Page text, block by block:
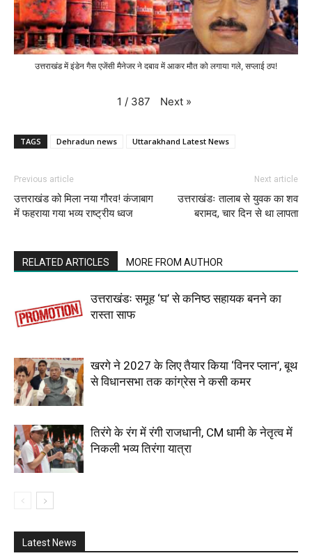
उत्तराखंड में इंडेन गैस एजेंसी मैनेजर ने दबाव में आकर मौत को लगाया गले, सप्लाई ठप!
1 / 387 Next »
TAGS Dehradun news Uttarakhand Latest News
Previous article
उत्तराखंड को मिला नया गौरव! कंजाबाग
में फहराया गया भव्य राष्ट्रीय ध्वज
Next article
उत्तराखंडः तालाब से युवक का शव
बरामद, चार दिन से था लापता
RELATED ARTICLES MORE FROM AUTHOR
उत्तराखंडः समूह ‘घ’ से कनिष्ठ सहायक बनने का
रास्ता साफ
खरगे ने 2027 के लिए तैयार किया ‘विनर प्लान’, बूथ
से विधानसभा तक कांग्रेस ने कसी कमर
तिरंगे के रंग में रंगी राजधानी, CM धामी के नेतृत्व में
निकली भव्य तिरंगा यात्रा
Latest News